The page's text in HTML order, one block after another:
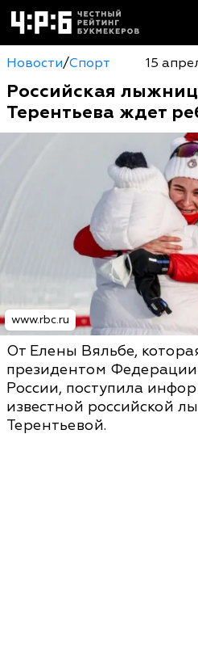
Новости/Спорт 15
Российская
Терентьева ждет
www.rbc.ru
От Елены Вяльбе,
президентом
России, поступила
известной российской
Терентьевой.